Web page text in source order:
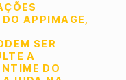
APPIMAGE,
SER
A
DO